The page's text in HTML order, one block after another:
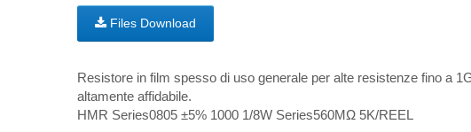
Files Download
Resistore in film spesso di uso generale per alte resistenze fino a
altamente affidabile.
HMR Series0805 ±5% 1000 1/8W Series560MΩ 5K/REEL